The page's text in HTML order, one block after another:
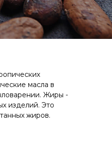
масла в
Жиры -
изделий. Это
жиров.